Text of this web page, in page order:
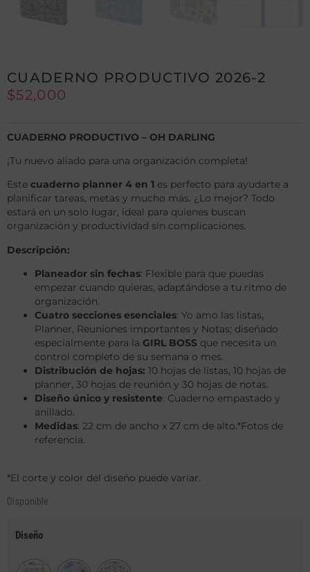
CUADERNO PRODUCTIVO 2026-2
$52,000
CUADERNO PRODUCTIVO – OH DARLING
¡Tu nuevo aliado para una organización completa!
Este cuaderno planner 4 en 1 es perfecto para ayudarte a
planificar tareas, metas y mucho más. ¿Lo mejor? Todo
estará en un solo lugar, ideal para quienes buscan
organización y productividad sin complicaciones.
Descripción:
Planeador sin fechas: Flexible para que puedas
empezar cuando quieras, adaptándose a tu ritmo de
organización.
Cuatro secciones esenciales: Yo amo las listas,
Planner, Reuniones importantes y Notas; diseñado
especialmente para la GIRL BOSS que necesita un
control completo de su semana o mes.
Distribución de hojas: 10 hojas de listas, 10 hojas de
planner, 30 hojas de reunión y 30 hojas de notas.
Diseño único y resistente: Cuaderno empastado y
anillado.
Medidas: 22 cm de ancho x 27 cm de alto.*Fotos de
referencia.
*El corte y color del diseño puede variar.
Disponible
Diseño